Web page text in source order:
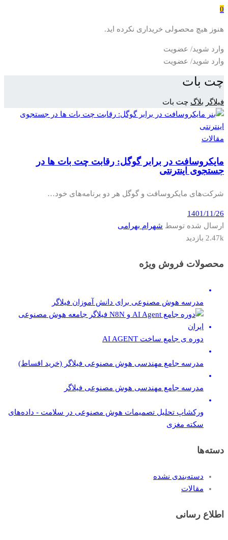
0
هنوز هیچ محصولی خریداری نکرده اید.
وارد شوید/ عضویت
وارد شوید/ عضویت
چت بات
فیلاگر بلاگ چت بات
مقالات
مایکروسافت در برابر گوگل: رقابت چت بات ها در
جستجوی اینترنتی
شرکت‌های مایکروسافت و گوگل هر دو برنامه‌های خود…
1401/11/26
ارسال شده توسط شهرام بهرامی
2.47k بازدید
محصولات فروش ویژه
مدرسه هوش مصنوعی برای دانش آموزان فیلاگر
دوره ی جامع ساخت AI AGENT
مدرسه جامع مهندسی هوش مصنوعی فیلاگر (خرید اقساط)
مدرسه جامع مهندسی هوش مصنوعی فیلاگر
ورکشاپ تحلیل تصمیمات هوش مصنوعی در سلامت - داده‌های
سکته مغزی
دسته‌ها
دسته‌بندی نشده
مقالات
اطلاع رسانی